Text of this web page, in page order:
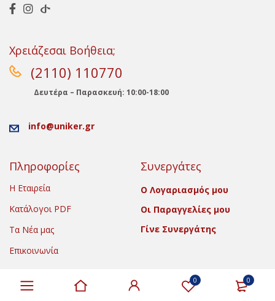
0 0
Χρειάζεσαι Βοήθεια;
(2110) 110770
Δευτέρα – Παρασκευή: 10:00-18:00
info@uniker.gr
Πληροφορίες
Η Εταιρεία
Κατάλογοι PDF
Τα Νέα μας
Επικοινωνία
Συνεργάτες
Ο Λογαριασμός μου
Οι Παραγγελίες μου
Γίνε Συνεργάτης
Copyright © 2022 Uniker.gr. All Rights Reserved